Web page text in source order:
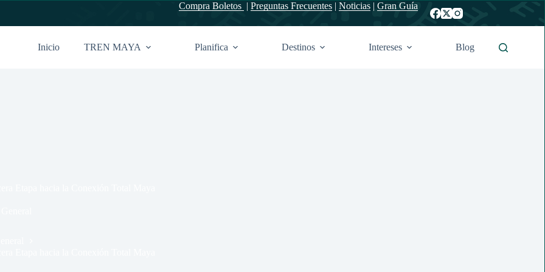
Compra Boletos | Preguntas Frecuentes| Noticias| Gran Guía
Inicio TREN MAYA Planifica Destinos Intereses Blog